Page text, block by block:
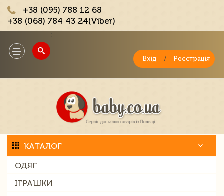
+38 (095) 788 12 68
+38 (068) 784 43 24(Viber)
Toggle
navigation
Вхід / Реєстрація
КАТАЛОГ
ОДЯГ
ІГРАШКИ